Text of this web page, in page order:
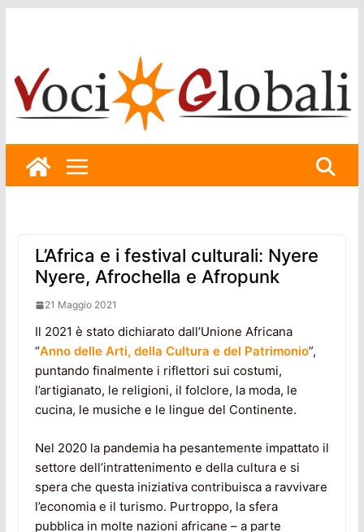
L’Africa e i festival culturali: Nyere
Nyere, Afrochella e Afropunk
21 Maggio 2021
Il 2021 è stato dichiarato dall’Unione Africana
“Anno delle Arti, della Cultura e del Patrimonio”,
puntando finalmente i riflettori sui costumi,
l’artigianato, le religioni, il folclore, la moda, le
cucina, le musiche e le lingue del Continente.
Nel 2020 la pandemia ha pesantemente impattato il
settore dell’intrattenimento e della cultura e si
spera che questa iniziativa contribuisca a ravvivare
l’economia e il turismo. Purtroppo, la sfera
pubblica in molte nazioni africane – a parte